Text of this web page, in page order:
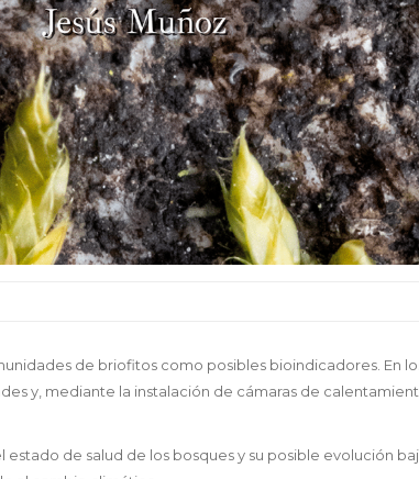
de briofitos como posibles bioindicadores. En
y, mediante la instalación de cámaras de
de salud de los bosques y su posible evolución